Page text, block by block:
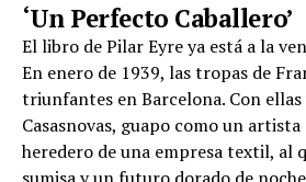
‘Un Perfecto Caballero’
El libro de Pilar Eyre ya está a la
En enero de 1939, las tropas de
triunfantes en Barcelona. Con
Casasnovas, guapo como un artista
heredero de una empresa textil, al